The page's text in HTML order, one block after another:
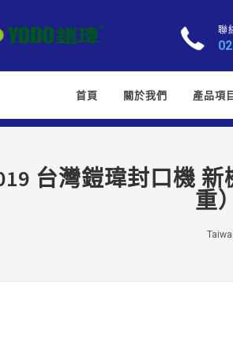
聯
首頁 關於我們 產品項
台灣鎧瑋封口機
重